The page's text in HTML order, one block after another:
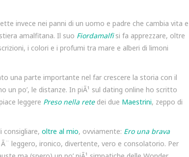
invece nei panni di un uomo e padre che cambia vita e
amalfitana. Il suo Fiordamalfisi fa apprezzare, oltre
i colori e i profumi tra mare e alberi di limoni
una parte importante nel far crescere la storia con il
po’, le distanze. In piÃ¹ sul dating online ho scritto
leggere Preso nella retedei due Maestrini, zeppo di
consigliare, oltre al mio, ovviamente: Ero una brava
leggero, ironico, divertente, vero e consolatorio. Per